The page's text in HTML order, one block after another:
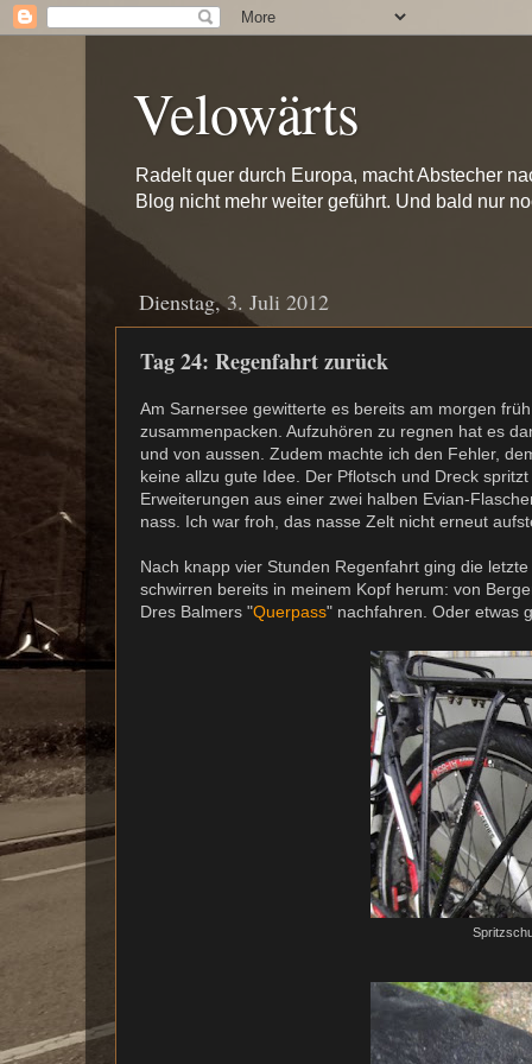
Velowärts
Radelt quer durch Europa, macht Abstecher
Blog nicht mehr weiter geführt. Und bald nur
Dienstag, 3. Juli 2012
Tag 24: Regenfahrt zurück
Am Sarnersee gewitterte es bereits am morgen
zusammenpacken. Aufzuhören zu regnen hat es
und von aussen. Zudem machte ich den Fehler,
keine allzu gute Idee. Der Pflotsch und Dreck
Erweiterungen aus einer zwei halben Evian-
nass. Ich war froh, das nasse Zelt nicht erneut
Nach knapp vier Stunden Regenfahrt ging die
schwirren bereits in meinem Kopf herum: von
Dres Balmers "Querpass" nachfahren. Oder etwas